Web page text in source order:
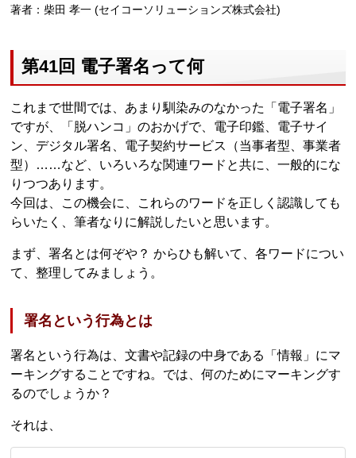
著者：柴田 孝一 (セイコーソリューションズ株式会社)
第41回 電子署名って何
これまで世間では、あまり馴染みのなかった「電子署名」
ですが、「脱ハンコ」のおかげで、電子印鑑、電子サイ
ン、デジタル署名、電子契約サービス（当事者型、事業者
型）……など、いろいろな関連ワードと共に、一般的にな
りつつあります。
今回は、この機会に、これらのワードを正しく認識しても
らいたく、筆者なりに解説したいと思います。
まず、署名とは何ぞや？ からひも解いて、各ワードについ
て、整理してみましょう。
署名という行為とは
署名という行為は、文書や記録の中身である「情報」にマ
ーキングすることですね。では、何のためにマーキングす
るのでしょうか？
それは、